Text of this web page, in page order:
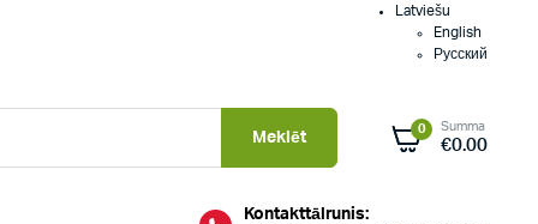
Latviešu
English
Русский
Meklēt 0 Summa
€0.00
Kontakttālrunis: